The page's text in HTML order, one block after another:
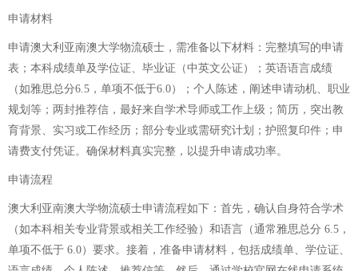
申请材料
申请澳大利亚南澳大学物流硕士，需准备以下材料：完整填写的申请
表；本科成绩单及学位证、毕业证（中英文公证）；英语语言成绩
（如雅思总分6.5，单项不低于6.0）；个人陈述，阐述申请动机、职业
规划等；两封推荐信，最好来自学术导师或工作上级；简历，突出教
育背景、实习或工作经历；部分专业或需研究计划；护照复印件；申
请费支付凭证。确保材料真实完整，以提升申请成功率。
申请流程
澳大利亚南澳大学物流硕士申请流程如下：首先，确认自身符合学术
（如本科相关专业背景或相关工作经验）和语言（通常雅思总分 6.5，
单项不低于 6.0）要求。接着，准备申请材料，包括成绩单、学位证、